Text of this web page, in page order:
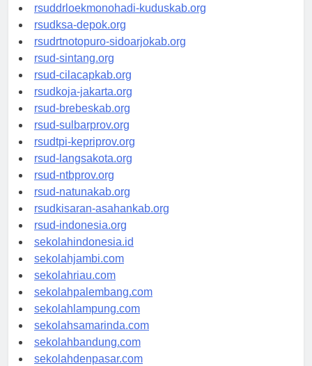
rsuddrloekmonohadi-kuduskab.org
rsudksa-depok.org
rsudrtnotopuro-sidoarjokab.org
rsud-sintang.org
rsud-cilacapkab.org
rsudkoja-jakarta.org
rsud-brebeskab.org
rsud-sulbarprov.org
rsudtpi-kepriprov.org
rsud-langsakota.org
rsud-ntbprov.org
rsud-natunakab.org
rsudkisaran-asahankab.org
rsud-indonesia.org
sekolahindonesia.id
sekolahjambi.com
sekolahriau.com
sekolahpalembang.com
sekolahlampung.com
sekolahsamarinda.com
sekolahbandung.com
sekolahdenpasar.com